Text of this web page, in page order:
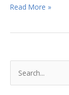
Is
het
schoon?
Read More »